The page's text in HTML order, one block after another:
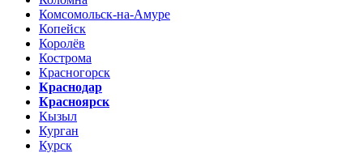
Комсомольск-на-Амуре
Копейск
Королёв
Кострома
Красногорск
Краснодар
Красноярск
Кызыл
Курган
Курск